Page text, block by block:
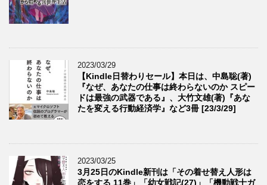
2023/03/29
【Kindle日替わりセール】本日は、中島聡(著)
『なぜ、あなたの仕事は終わらないのか スピー
ドは最強の武器である』、大竹文雄(著)『あな
たを変える行動経済学』など3冊 [23/3/29]
2023/03/25
3月25日のKindle新刊は「その着せ替え人形は
恋をする 11巻」「幼女戦記(27)」「機動戦士ガ